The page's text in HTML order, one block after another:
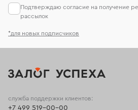
*для новых подписчиков
Подтверждаю согласие на получение
рассылок
служба поддержки клиентов:
+7 499 519-00-00